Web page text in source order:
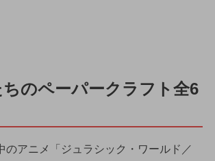
ちのペーパークラフト全6
のアニメ「ジュラシック・ワールド／